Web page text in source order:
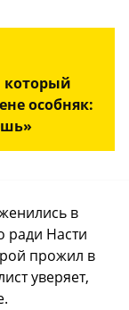
который
особняк:
в
ради Насти
прожил в
уверяет,